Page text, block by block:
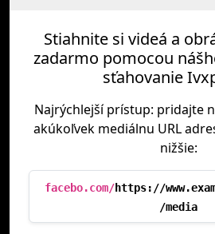
Stiahnite si videá a
zadarmo pomocou
sťahovanie
Najrýchlejší prístup: pridajte
akúkoľvek mediálnu URL
nižšie:
facebo.com/https://
/media